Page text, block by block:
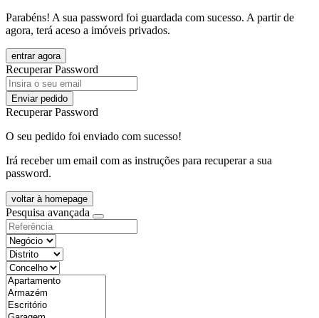
Parabéns! A sua password foi guardada com sucesso. A partir de
agora, terá aceso a imóveis privados.
entrar agora
Recuperar Password
Enviar pedido
Recuperar Password
O seu pedido foi enviado com sucesso!
Irá receber um email com as instruções para recuperar a sua
password.
voltar à homepage
Pesquisa avançada
objective
districtId
countyId
types